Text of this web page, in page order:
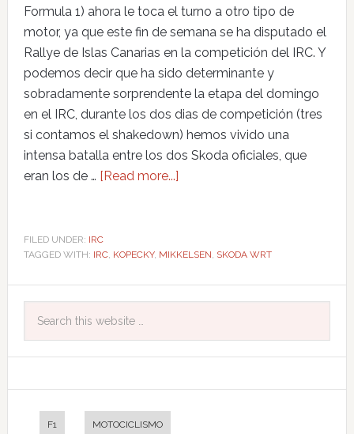
Formula 1) ahora le toca el turno a otro tipo de
motor, ya que este fin de semana se ha disputado el
Rallye de Islas Canarias en la competición del IRC. Y
podemos decir que ha sido determinante y
sobradamente sorprendente la etapa del domingo
en el IRC, durante los dos dias de competición (tres
si contamos el shakedown) hemos vivido una
intensa batalla entre los dos Skoda oficiales, que
eran los de … [Read more...]
FILED UNDER: IRC
TAGGED WITH: IRC, KOPECKY, MIKKELSEN, SKODA WRT
F1 MOTOCICLISMO